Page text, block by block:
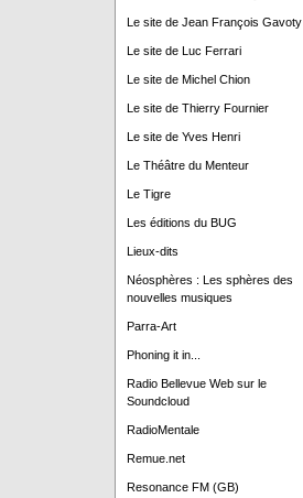
Le site de Jean François Gavoty
Le site de Luc Ferrari
Le site de Michel Chion
Le site de Thierry Fournier
Le site de Yves Henri
Le Théâtre du Menteur
Le Tigre
Les éditions du BUG
Lieux-dits
Néosphères : Les sphères des
nouvelles musiques
Parra-Art
Phoning it in...
Radio Bellevue Web sur le
Soundcloud
RadioMentale
Remue.net
Resonance FM (GB)